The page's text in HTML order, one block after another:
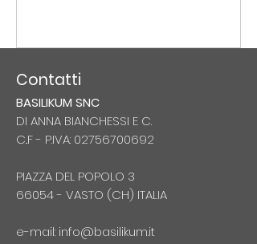
Contatti
BASILIKUM SNC
DI ANNA BIANCHESSI E C.
C..F - P.IVA: 02756700692
PIAZZA DEL POPOLO 3
66054 - VASTO (CH) ITALIA
e-mail: info@basilikum.it